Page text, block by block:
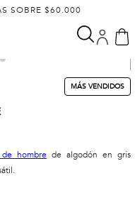
SOBRE $60.000
MÁS VENDIDOS
hombre de algodón en gris